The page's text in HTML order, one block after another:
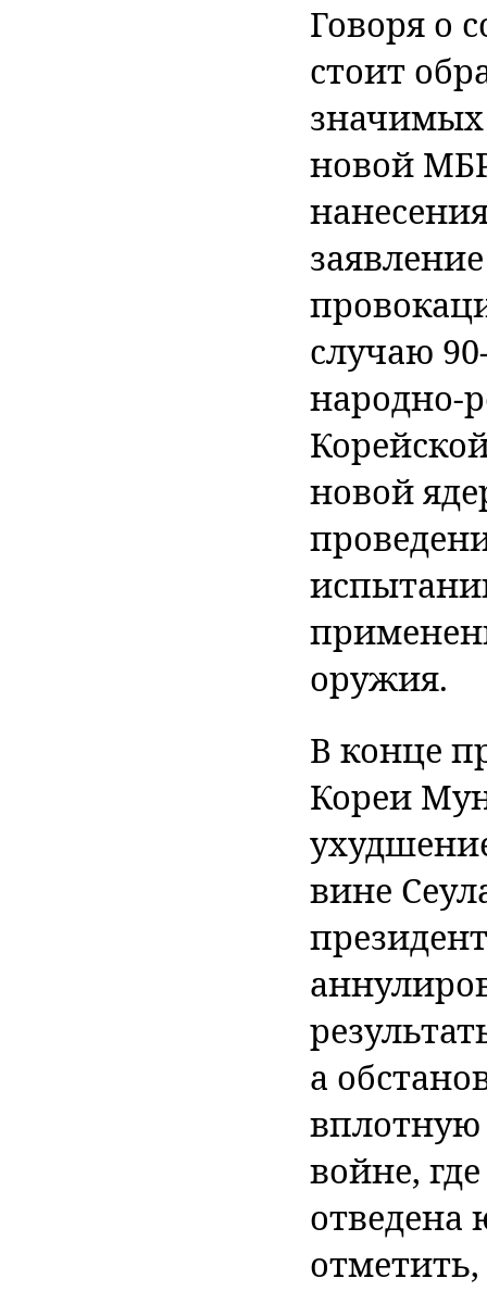
Говоря о
стоит
новой
случаю
народно-
новой
оружия.
В конце
Кореи
вине
а
вплотную
войне,
отведена